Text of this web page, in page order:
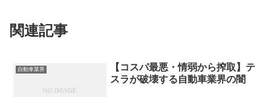
関連記事
自動車業界
【コスパ最悪・情弱から搾取】テ
スラが破壊する自動車業界の闇